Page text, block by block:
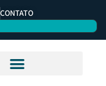
CONTATO